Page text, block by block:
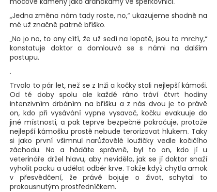
„Jedna změna nám tady roste, no,“ ukazujeme shodně na
mé už značně patrné bříško.
„No jo no, to ony cítí, že už sedí na lopatě, jsou to mrchy,“
konstatuje doktor a domlouvá se s námi na dalším
postupu.
.
Trvalo to pár let, než se z Inži a kočky stali nejlepší kámoši.
Od té doby spolu ale každé ráno tráví čtvrt hodiny
intenzivním drbáním na bříšku a z nás dvou je to právě
on, kdo při vysávání vypne vysavač, kočku evakuuje do
jiné místnosti, a pak teprve bezpečně pokračuje, protože
nejlepší kámošku prostě nebude terorizovat hlukem. Taky
si jako první všimnul narůžovělé loužičky vedle kočičího
záchodu. No a hádáte správně, byl to on, kdo jí u
veterináře držel hlavu, aby neviděla, jak se jí doktor snaží
vyholit packu a udělat odběr krve. Takže když chytla amok
v přesvědčení, že právě bojuje o život, schytal to
prokousnutým prostředníčkem.
u
j
e
t
e
n
a
j
í
t
?